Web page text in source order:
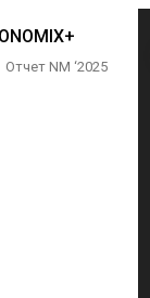
Отчет NM ‘2025